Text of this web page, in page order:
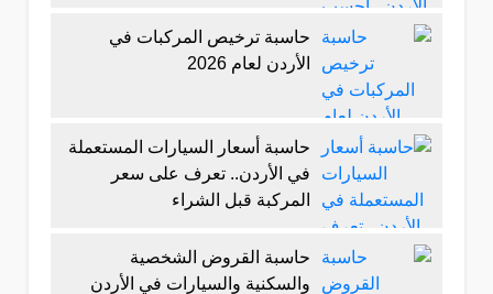
حاسبة ترخيص المركبات في
الأردن لعام 2026
حاسبة أسعار السيارات المستعملة
في الأردن.. تعرف على سعر
المركبة قبل الشراء
حاسبة القروض الشخصية
والسكنية والسيارات في الأردن